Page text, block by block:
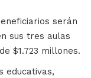
serán
sus tres aulas
$1.723 millones.
educativas,